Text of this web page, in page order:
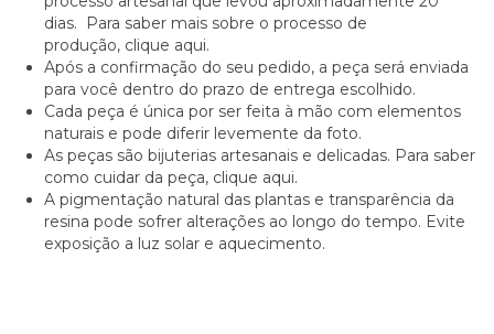
dias. Para saber mais sobre o processo de
produção, clique aqui.
Após a confirmação do seu pedido, a peça será enviada
para você dentro do prazo de entrega escolhido.
Cada peça é única por ser feita à mão com elementos
naturais e pode diferir levemente da foto.
As peças são bijuterias artesanais e delicadas. Para saber
como cuidar da peça, clique aqui.
A pigmentação natural das plantas e transparência da
resina pode sofrer alterações ao longo do tempo. Evite
exposição a luz solar e aquecimento.